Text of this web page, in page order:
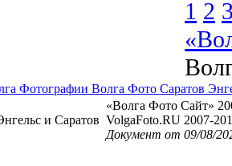
1 2
Фотографии Волга Фото Саратов
и Саратов
«Волга Фото Сайт»
VolgaFoto.RU 2007-
Документ от 09/08/